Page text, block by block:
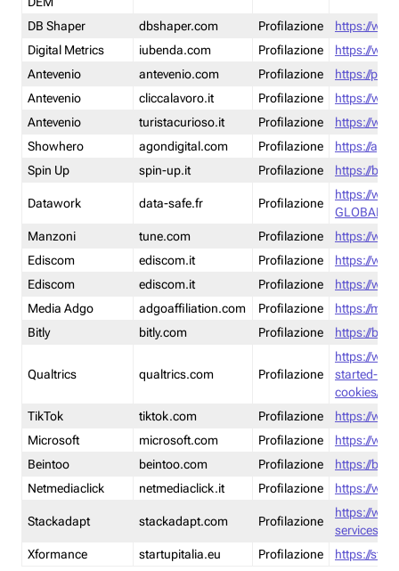
DB Shaper
dbshaper.com Profilazione
https://
Digital Metrics
iubenda.com Profilazione
https://
Antevenio
antevenio.com Profilazione
https://
Antevenio
cliccalavoro.it Profilazione
https://
Antevenio
turistacurioso.it Profilazione
https://
Showhero
agondigital.com Profilazione
https://
Spin Up
spin-up.it Profilazione https://
Datawork data-safe.fr Profilazione
https://
GLOBAL-
Manzoni
tune.com Profilazione
https://
Ediscom
ediscom.it Profilazione
https://
Ediscom
ediscom.it Profilazione
https://
Media Adgo
adgoaffiliation.com Profilazione
https://
Bitly
bitly.com Profilazione https://
Qualtrics qualtrics.com Profilazione
https://
started-
cookies/
TikTok
tiktok.com Profilazione
https://
Microsoft
microsoft.com Profilazione
https://
Beintoo
beintoo.com Profilazione
https://
Netmediaclick
netmediaclick.it Profilazione https://
Stackadapt stackadapt.com Profilazione
https://
services-
Xformance
startupitalia.eu Profilazione https://